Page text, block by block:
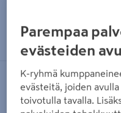
Zoomaa
Akkuporakone
DEWALT
Parempaa
evästeiden
K-ryhmä
evästeitä, joiden
toivotulla tavalla.